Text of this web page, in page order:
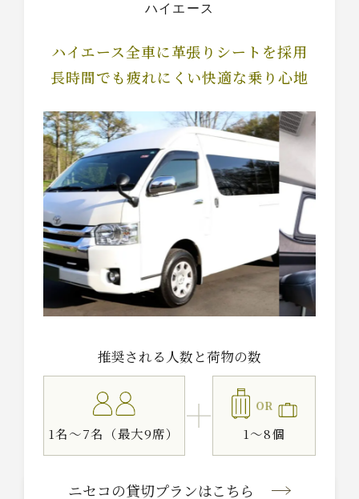
ハイエース
ハイエース全車に革張りシートを採用
長時間でも疲れにくい快適な乗り心地
推奨される人数と荷物の数
1名～7名（最大9席）
OR
1～8個
ニセコの貸切プランはこちら